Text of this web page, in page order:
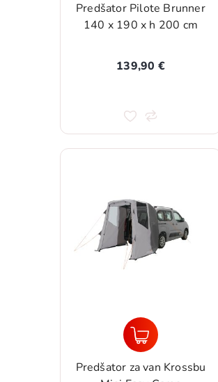
Predšator Pilote Brunner
140 x 190 x h 200 cm
139,90 €
Predšator za van Krossbu